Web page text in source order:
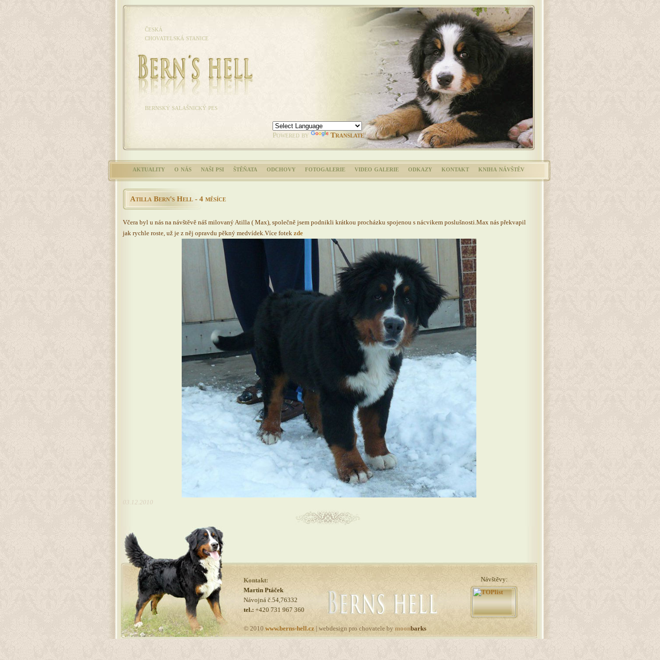
česká
chovatelská stanice
Powered by Translate
bernský salašnický pes
aktuality o nás naši psi štěňata odchovy fotogalerie video galerie odkazy kontakt kniha návštěv
Atilla Bern's Hell - 4 měsíce
Včera byl u nás na návštěvě náš milovaný Atilla ( Max), společně jsem podnikli krátkou procházku spojenou s nácvikem poslušnosti.Max nás překvapil
jak rychle roste, už je z něj opravdu pěkný medvídek.Více fotek zde
03.12.2010
Kontakt:
Martin Ptáček
Návojná č.54,76332
tel.: +420 731 967 360
Návštěvy:
© 2010 www.berns-hell.cz | webdesign pro chovatele by moonbarks